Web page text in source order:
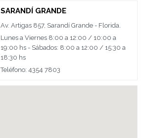
SARANDÍ GRANDE
Av. Artigas 857, Sarandí Grande - Florida.
Lunes a Viernes 8:00 a 12:00 / 10:00 a
19:00 hs - Sábados: 8:00 a 12:00 / 15:30 a
18:30 hs
Teléfono: 4354 7803